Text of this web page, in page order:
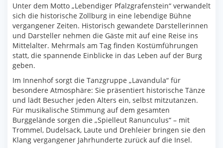
Unter dem Motto „Lebendiger Pfalzgrafenstein“ verwandelt
sich die historische Zollburg in eine lebendige Bühne
vergangener Zeiten. Historisch gewandete Darstellerinnen
und Darsteller nehmen die Gäste mit auf eine Reise ins
Mittelalter. Mehrmals am Tag finden Kostümführungen
statt, die spannende Einblicke in das Leben auf der Burg
geben.
Im Innenhof sorgt die Tanzgruppe „Lavandula“ für
besondere Atmosphäre: Sie präsentiert historische Tänze
und lädt Besucher jeden Alters ein, selbst mitzutanzen.
Für musikalische Stimmung auf dem gesamten
Burggelände sorgen die „Spielleut Ranunculus“ – mit
Trommel, Dudelsack, Laute und Drehleier bringen sie den
Klang vergangener Jahrhunderte zurück auf die Insel.